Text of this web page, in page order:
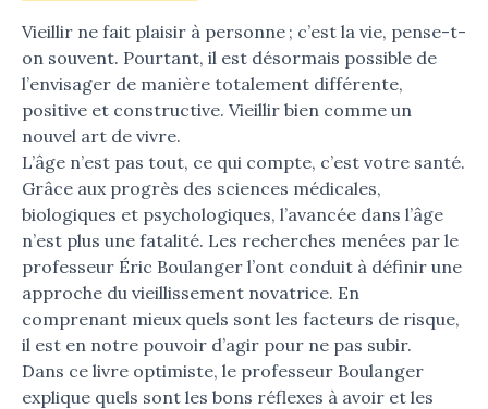
Vieillir ne fait plaisir à personne ; c’est la vie, pense-t-
on souvent. Pourtant, il est désormais possible de
l’envisager de manière totalement différente,
positive et constructive. Vieillir bien comme un
nouvel art de vivre.
L’âge n’est pas tout, ce qui compte, c’est votre santé.
Grâce aux progrès des sciences médicales,
biologiques et psychologiques, l’avancée dans l’âge
n’est plus une fatalité. Les recherches menées par le
professeur Éric Boulanger l’ont conduit à définir une
approche du vieillissement novatrice. En
comprenant mieux quels sont les facteurs de risque,
il est en notre pouvoir d’agir pour ne pas subir.
Dans ce livre optimiste, le professeur Boulanger
explique quels sont les bons réflexes à avoir et les